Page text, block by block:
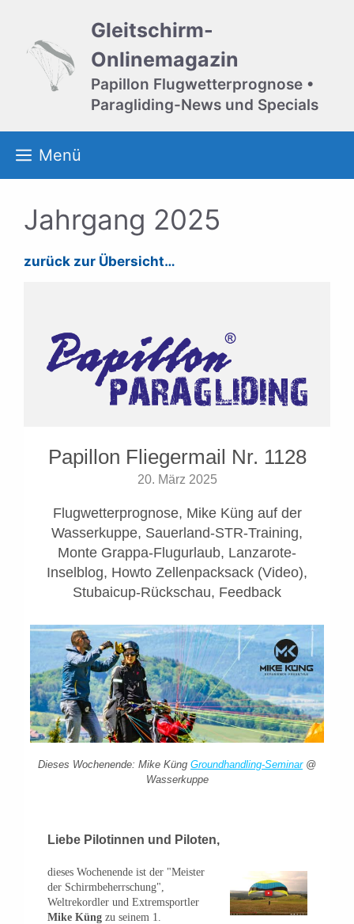
springen
Gleitschirm-
Onlinemagazin
Papillon Flugwetterprognose •
Paragliding-News und Specials
Menü
Jahrgang 2025
zurück zur Übersicht…
Papillon Fliegermail Nr. 1128
20. März 2025
Flugwetterprognose, Mike Küng auf der
Wasserkuppe, Sauerland-STR-Training,
Monte Grappa-Flugurlaub, Lanzarote-
Inselblog, Howto Zellenpacksack (Video),
Stubaicup-Rückschau, Feedback
Dieses Wochenende: Mike Küng Groundhandling-Seminar@
Wasserkuppe
Liebe Pilotinnen und Piloten,
dieses Wochenende ist der "Meister
der Schirmbeherrschung",
Weltrekordler und Extremsportler
Mike Küng zu seinem 1.